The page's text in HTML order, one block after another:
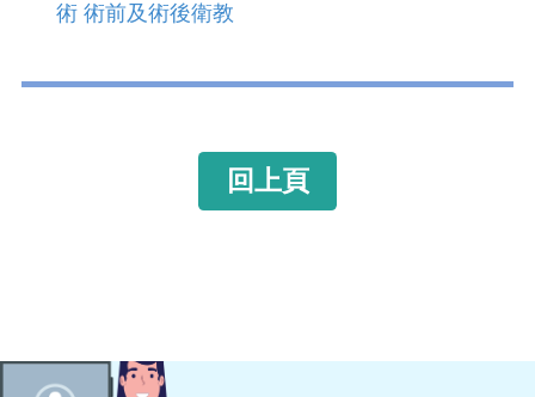
術 術前及術後衛教
回上頁